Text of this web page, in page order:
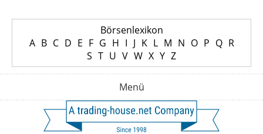
Börsenlexikon
A B C D E F G H I J K L M N O P Q R
S T U V W X Y Z
Menü